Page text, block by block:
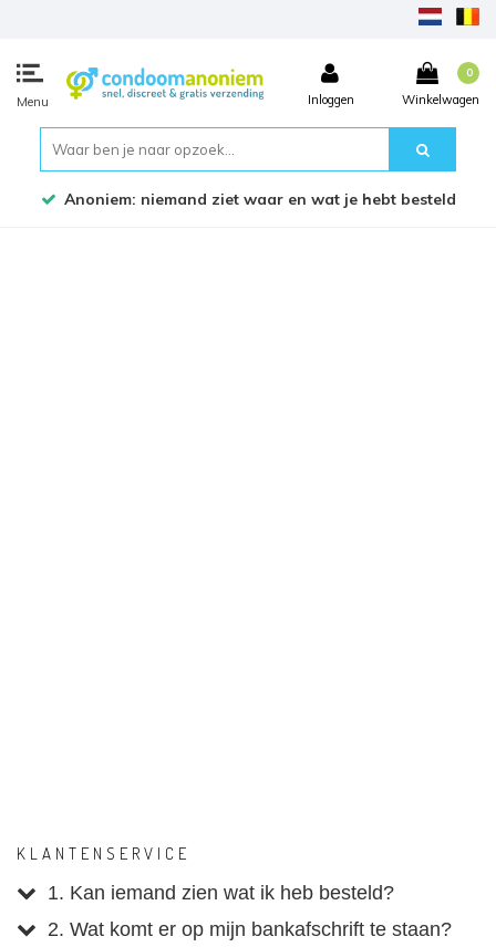
Menu Inloggen
0
Winkelwagen
Bestel voor 17:45 uur, dezelfde werkdag
KLANTENSERVICE
1. Kan iemand zien wat ik heb besteld?
2. Wat komt er op mijn bankafschrift te staan?